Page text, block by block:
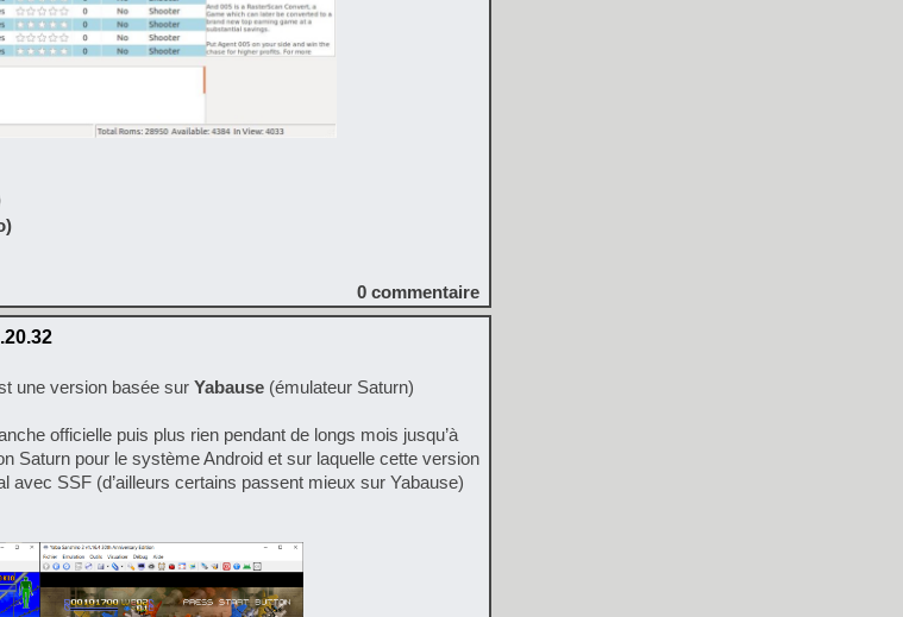
0 commentaire
une version basée sur Yabause (émulateur Saturn)
officielle puis plus rien pendant de longs mois jusqu’à
Saturn pour le système Android et sur laquelle cette version
avec SSF (d’ailleurs certains passent mieux sur Yabause)